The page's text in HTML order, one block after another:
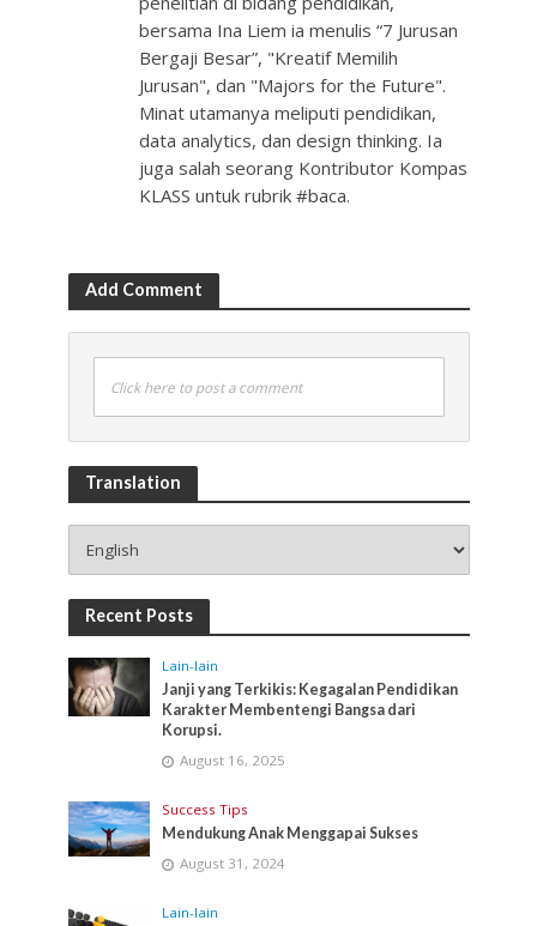
bersama Ina Liem ia menulis “7 Jurusan
Bergaji Besar”, "Kreatif Memilih
Jurusan", dan "Majors for the Future".
Minat utamanya meliputi pendidikan,
data analytics, dan design thinking. Ia
juga salah seorang Kontributor Kompas
KLASS untuk rubrik #baca.
Add Comment
Click here to post a comment
Translation
Recent Posts
Lain-lain
Janji yang Terkikis: Kegagalan Pendidikan
Karakter Membentengi Bangsa dari
Korupsi.
August 16, 2025
Success Tips
Mendukung Anak Menggapai Sukses
August 31, 2024
Lain-lain